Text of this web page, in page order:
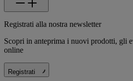
Registrati alla nostra newsletter
Scopri in anteprima i nuovi prodotti, gli
online
Registrati